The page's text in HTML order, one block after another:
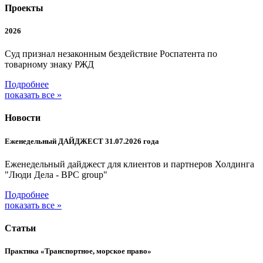
Проекты
2026
Суд признал незаконным бездействие Роспатента по
товарному знаку РЖД
Подробнее
показать все »
Новости
Еженедельный ДАЙДЖЕСТ 31.07.2026 года
Еженедельный дайджест для клиентов и партнеров Холдинга
"Люди Дела - BPC group"
Подробнее
показать все »
Статьи
Практика «Транспортное, морское право»